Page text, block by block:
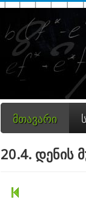
მთავარი
20.4. დენის